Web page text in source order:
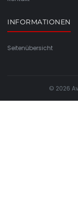
INFORMATIONEN
Seitenübersicht
© 2026